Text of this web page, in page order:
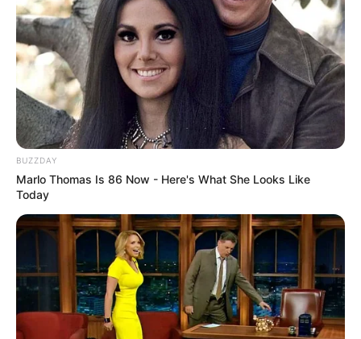
BUZZDAY
Marlo Thomas Is 86 Now - Here's What She Looks Like
Today